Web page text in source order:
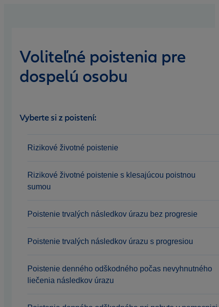
Voliteľné poistenia pre
dospelú osobu
Vyberte si z poistení:
Rizikové životné poistenie
Rizikové životné poistenie s klesajúcou poistnou
sumou
Poistenie trvalých následkov úrazu bez progresie
Poistenie trvalých následkov úrazu s progresiou
Poistenie denného odškodného počas nevyhnutného
liečenia následkov úrazu